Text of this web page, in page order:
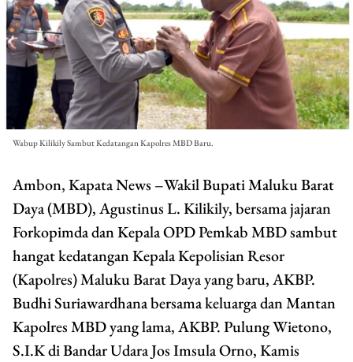
Wabup Kilikily Sambut Kedatangan Kapolres MBD Baru.
Ambon, Kapata News –Wakil Bupati Maluku Barat
Daya (MBD), Agustinus L. Kilikily, bersama jajaran
Forkopimda dan Kepala OPD Pemkab MBD sambut
hangat kedatangan Kepala Kepolisian Resor
(Kapolres) Maluku Barat Daya yang baru, AKBP.
Budhi Suriawardhana bersama keluarga dan Mantan
Kapolres MBD yang lama, AKBP. Pulung Wietono,
S.I.K di Bandar Udara Jos Imsula Orno, Kamis